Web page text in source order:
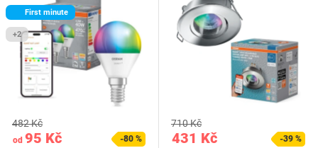
First minute
+2
od 95 Kč
482 Kč
-80 % 431 Kč
710 Kč
-39 %